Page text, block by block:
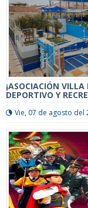
¡ASOCIACIÓN
DEPORTIVO Y
Vie, 07 de agosto del